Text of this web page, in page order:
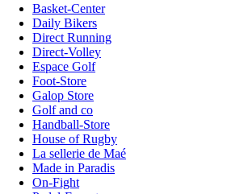
Basket-Center
Daily Bikers
Direct Running
Direct-Volley
Espace Golf
Foot-Store
Galop Store
Golf and co
Handball-Store
House of Rugby
La sellerie de Maé
Made in Paradis
On-Fight